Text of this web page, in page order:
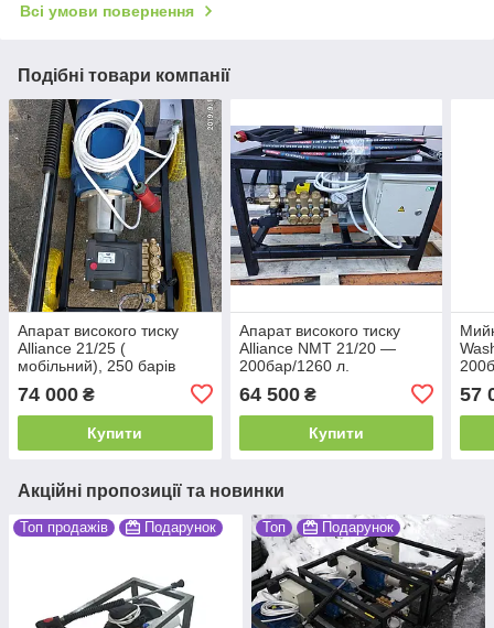
Всі умови повернення
Подібні товари компанії
Апарат високого тиску
Alliance 21/25 (
мобільний), 250 барів
74 000 ₴
Купити
Апарат високого тиску
Alliance NMT 21/20 —
200бар/1260 л.
64 500₴
Купити
57
Акційні пропозиції та новинки
Топ продажів Подарунок Топ Подарунок